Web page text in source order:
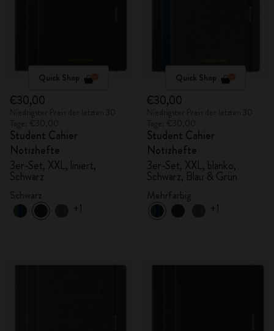
Quick Shop
€30,00
Student Cahier
Notizhefte
3er-Set, XXL, liniert,
Schwarz
+1
Quick Shop
€30,00
Student Cahier
Notizhefte
3er-Set, XXL, blanko,
Schwarz, Blau & Grün
+1